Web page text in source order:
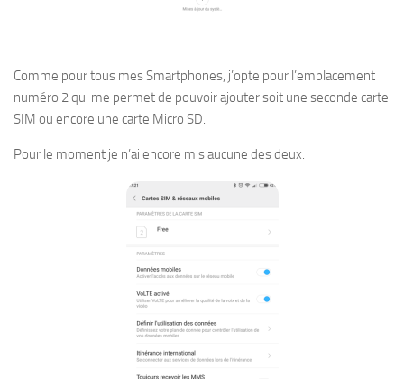
Comme pour tous mes Smartphones, j’opte pour l’emplacement
numéro 2 qui me permet de pouvoir ajouter soit une seconde carte
SIM ou encore une carte Micro SD.
Pour le moment je n’ai encore mis aucune des deux.